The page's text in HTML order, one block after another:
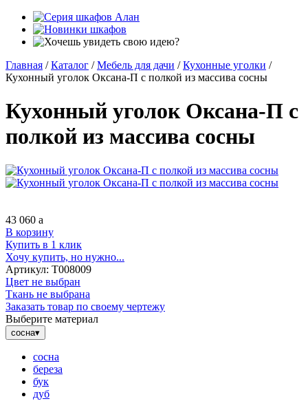
Главная / Каталог / Мебель для дачи / Кухонные уголки /
Кухонный уголок Оксана-П с полкой из массива сосны
Кухонный уголок Оксана-П с
полкой из массива сосны
43 060 a
В корзину
Купить в 1 клик
Хочу купить, но нужно...
Артикул: Т008009
Цвет не выбран
Ткань не выбрана
Заказать товар по своему чертежу
Выберите материал
сосна▾
сосна
береза
бук
дуб